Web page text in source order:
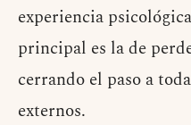
experiencia
principal es la de
cerrando el paso a
externos.